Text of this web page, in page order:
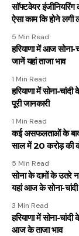
सॉफ्टवेयर इंजीनियरिंग
ऐसा काम कि होने लगी
5 Min Read
हरियाणा में आज सोना-
जानें यहां ताजा भाव
1 Min Read
हरियाणा में सोना-
पूरी जानकारी
1 Min Read
कई असफलताओं के
साल में 20 करोड़ की
5 Min Read
सोना के दामों के उतरे
यहां आज के सोना-चांदी
3 Min Read
हरियाणा में सोना-
आज के ताजा भाव